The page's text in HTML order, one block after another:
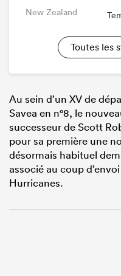
New Zealand
Toutes les
Au sein d’un XV de
Savea en n°8, le
successeur de Scott
pour sa première une
désormais habituel
associé au coup
Hurricanes.